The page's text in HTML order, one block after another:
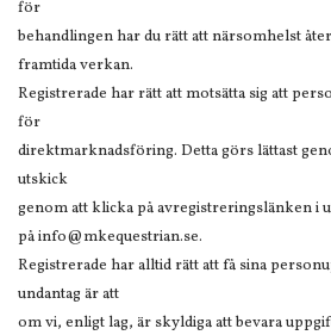
för
behandlingen har du rätt att närsomhelst
framtida verkan.
Registrerade har rätt att motsätta sig att
för
direktmarknadsföring. Detta görs lättast
utskick
genom att klicka på avregistreringslänken i
påinfo@mkequestrian.se.
Registrerade har alltid rätt att få sina
undantag är att
om vi, enligt lag, är skyldiga att bevara